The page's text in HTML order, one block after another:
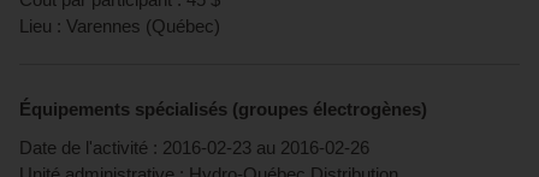
Lieu : Varennes (Québec)
Équipements spécialisés (groupes électrogènes)
Date de l'activité : 2016-02-23 au 2016-02-26